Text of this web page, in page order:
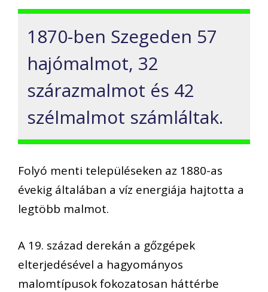
1870-ben Szegeden 57
hajómalmot, 32
szárazmalmot és 42
szélmalmot számláltak.
Folyó menti településeken az 1880-as
évekig általában a víz energiája hajtotta a
legtöbb malmot.
A 19. század derekán a gőzgépek
elterjedésével a hagyományos
malomtípusok fokozatosan háttérbe